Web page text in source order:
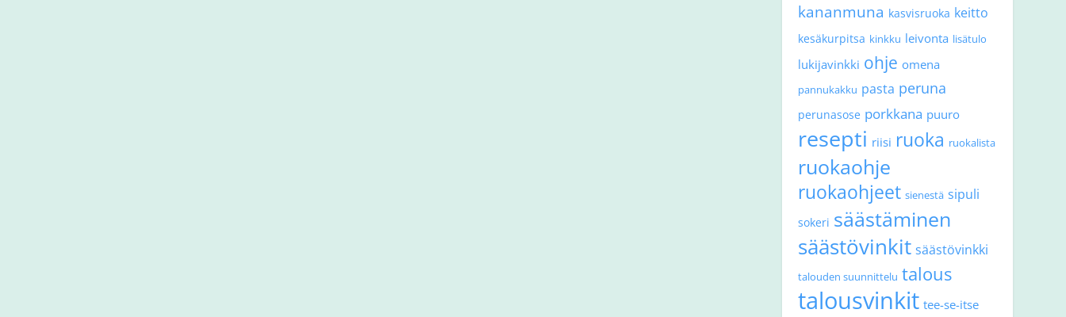
kananmuna kasvisruoka keitto
kesäkurpitsa kinkku leivonta lisätulo
lukijavinkki ohje omena
pannukakku pasta peruna
perunasose porkkana puuro
resepti riisi ruoka ruokalista
ruokaohje
ruokaohjeet sienestä sipuli
sokeri säästäminen
säästövinkit säästövinkki
talouden suunnittelu talous
talousvinkit tee-se-itse